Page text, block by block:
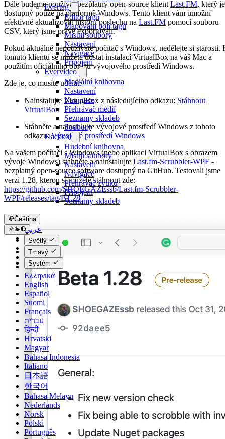
Evertag
Editor tagů
Mapování polí tagů
Místní soubory
Nastavení
Navigace
Připojení
Evervideo
Mediální knihovna
Nastavení
Navigace
Přehrávač médií
Seznamy skladeb
Soubory
Flacbox
Hudební knihovna
Místní soubory
Nastavení
Navigace
Přehrávač zvuku
Připojení
Seznamy skladeb
Čeština
عربي
Català
Čeština
Dansk
Deutsch
Ελληνικά
English
Español
Suomi
Français
עברית
हिन्दी
Hrvatski
Magyar
Bahasa Indonesia
Italiano
日本語
한국어
Bahasa Melayu
Nederlands
Norsk
Polski
Português
Světlý
Tmavý
Systém
Dále budeme používat bezplatný open-source klient Last.FM, který je
dostupný pouze na platformě Windows. Tento klient vám umožní
efektivně aktualizovat historii poslechu na Last.FM pomocí souboru
CSV, který jsme právě exportovali.
Pokud aktuálně nepoužíváte počítač s Windows, nedělejte si starosti.
tomuto klientu se můžete dostat instalací VirtualBox na váš Mac a
použitím oficiálního obrazu vývojového prostředí Windows.
Zde je, co musíte udělat:
Nainstalujte VirtualBox z následujícího odkazu: Stáhnout
VirtualBox
Stáhněte a nainstalujte vývojové prostředí Windows z tohoto
odkazu:Vývojové prostředí Windows
Na vašem počítači s Windows (nebo aplikaci VirtualBox s obrazem
vývoje Windows) stáhněte a nainstalujte Last.fm-Scrubbler-WPF -
bezplatný open-source software dostupný na GitHub. Testovali jsme
verzi 1.28, kterou si můžete stáhnout zde:
https://github.com/SHOEGAZEssb/Last.fm-Scrubbler-
WPF/releases/tag/B1.28